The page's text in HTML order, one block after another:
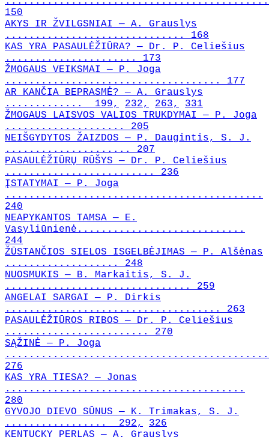
150
AKYS IR ŽVILGSNIAI — A. Grauslys
.............................. 168
KAS YRA PASAULĖŽIŪRA? — Dr. P. Celiešius
...................... 173
ŽMOGAUS VEIKSMAI — P. Joga
.................................... 177
AR KANČIA BEPRASMĖ? — A. Grauslys
............. 199,
232, 263,
331
ŽMOGAUS LAISVOS VALIOS TRUKDYMAI — P. Joga
.................... 205
NEIŠGYDYTOS ŽAIZDOS — P. Daugintis, S. J.
..................... 207
PASAULĖŽIŪRŲ RŪŠYS — Dr. P. Celiešius
......................... 236
ĮSTATYMAI — P. Joga
...........................................
240
NEAPYKANTOS TAMSA — E.
Vasyliūnienė............................
244
ŽŪSTANČIOS SIELOS ISGELBĖJIMAS — P. Alšėnas
................... 248
NUOSMUKIS — B. Markaitis, S. J.
............................... 259
ANGELAI SARGAI — P. Dirkis
.................................... 263
PASAULĖŽIŪROS RIBOS — Dr. P. Celiešius
........................ 270
SĄŽINĖ — P. Joga
276
KAS YRA TIESA? — Jonas
........................................
280
GYVOJO DIEVO SŪNUS — K. Trimakas, S. J.
................. 292,
326
KENTUCKY PERLAS — A. Grauslys